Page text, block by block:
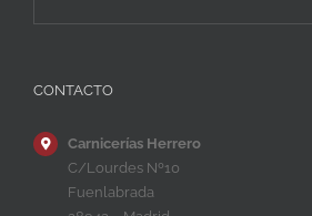
CONTACTO
Carnicerías Herrero
C/Lourdes Nº10
Fuenlabrada